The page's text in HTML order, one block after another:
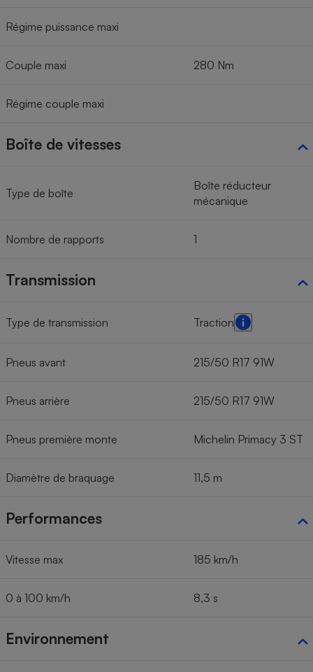
Régime puissance maxi
Couple maxi 280 Nm
Régime couple maxi
Boîte de vitesses
Type de boîte
Boîte réducteur
mécanique
Nombre de rapports 1
Transmission
Type de transmission Traction
Pneus avant 215/50 R17 91W
Pneus arrière 215/50 R17 91W
Pneus première monte Michelin Primacy 3 ST
Diamètre de braquage 11,5 m
Performances
Vitesse max 185 km/h
0 à 100 km/h 8,3 s
Environnement